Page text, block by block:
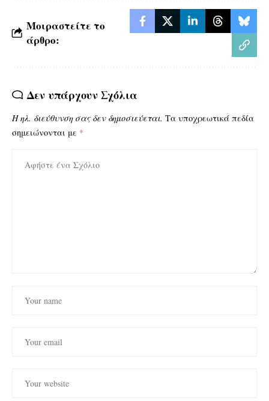
Μοιραστείτε το
άρθρο:
Δεν υπάρχουν Σχόλια
Η ηλ. διεύθυνση σας δεν δημοσιεύεται. Τα υποχρεωτικά πεδία
σημειώνονται με *